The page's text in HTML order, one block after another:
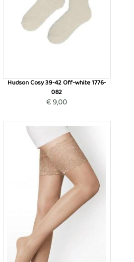
Hudson Cosy 39-42 Off-white 1776-
082
€ 9,00